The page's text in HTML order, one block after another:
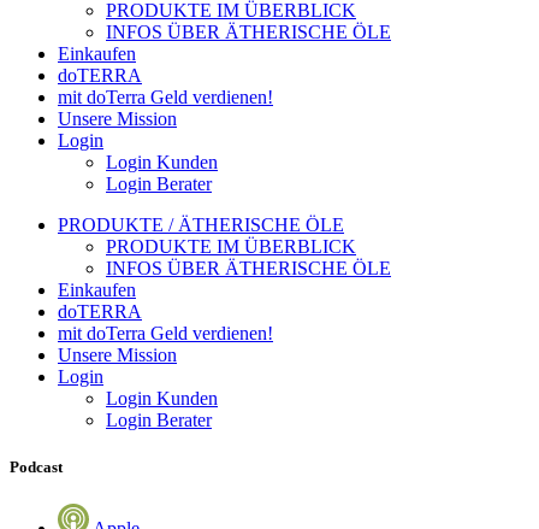
PRODUKTE IM ÜBERBLICK
INFOS ÜBER ÄTHERISCHE ÖLE
Einkaufen
doTERRA
mit doTerra Geld verdienen!
Unsere Mission
Login
Login Kunden
Login Berater
PRODUKTE / ÄTHERISCHE ÖLE
PRODUKTE IM ÜBERBLICK
INFOS ÜBER ÄTHERISCHE ÖLE
Einkaufen
doTERRA
mit doTerra Geld verdienen!
Unsere Mission
Login
Login Kunden
Login Berater
Podcast